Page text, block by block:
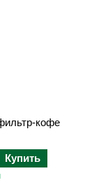
кофе
Купить